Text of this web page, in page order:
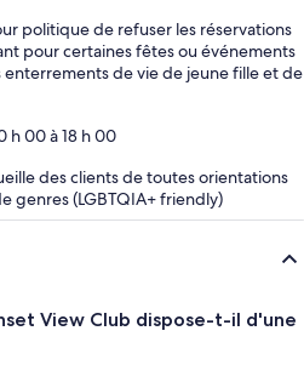
politique de refuser les réservations
pour certaines fêtes ou événements
enterrements de vie de jeune fille et de
h 00 à 18 h 00
des clients de toutes orientations
genres (LGBTQIA+ friendly)
View Club dispose-t-il d'une